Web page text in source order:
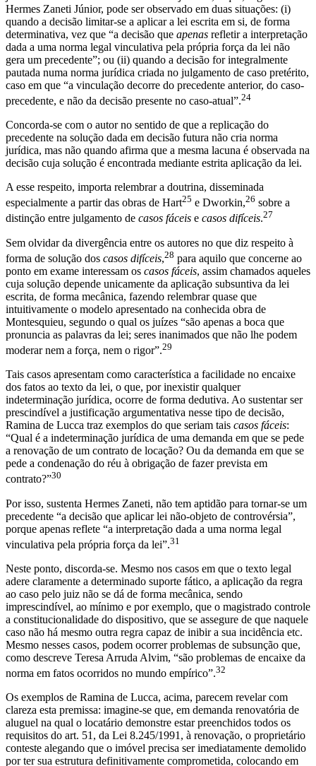
Hermes Zaneti Júnior, pode ser observado em duas situações: (i)
quando a decisão limitar-se a aplicar a lei escrita em si, de forma
determinativa, vez que “a decisão que apenas refletir a interpretação
dada a uma norma legal vinculativa pela própria força da lei não
gera um precedente”; ou (ii) quando a decisão for integralmente
pautada numa norma jurídica criada no julgamento de caso pretérito,
caso em que “a vinculação decorre do precedente anterior, do caso-
precedente, e não da decisão presente no caso-atual”.24
Concorda-se com o autor no sentido de que a replicação do
precedente na solução dada em decisão futura não cria norma
jurídica, mas não quando afirma que a mesma lacuna é observada na
decisão cuja solução é encontrada mediante estrita aplicação da lei.
A esse respeito, importa relembrar a doutrina, disseminada
especialmente a partir das obras de Hart25 e Dworkin,26 sobre a
distinção entre julgamento de casos fáceis e casos difíceis.27
Sem olvidar da divergência entre os autores no que diz respeito à
forma de solução dos casos difíceis,28 para aquilo que concerne ao
ponto em exame interessam os casos fáceis, assim chamados aqueles
cuja solução depende unicamente da aplicação subsuntiva da lei
escrita, de forma mecânica, fazendo relembrar quase que
intuitivamente o modelo apresentado na conhecida obra de
Montesquieu, segundo o qual os juízes “são apenas a boca que
pronuncia as palavras da lei; seres inanimados que não lhe podem
moderar nem a força, nem o rigor”.29
Tais casos apresentam como característica a facilidade no encaixe
dos fatos ao texto da lei, o que, por inexistir qualquer
indeterminação jurídica, ocorre de forma dedutiva. Ao sustentar ser
prescindível a justificação argumentativa nesse tipo de decisão,
Ramina de Lucca traz exemplos do que seriam tais casos fáceis:
“Qual é a indeterminação jurídica de uma demanda em que se pede
a renovação de um contrato de locação? Ou da demanda em que se
pede a condenação do réu à obrigação de fazer prevista em
contrato?”30
Por isso, sustenta Hermes Zaneti, não tem aptidão para tornar-se um
precedente “a decisão que aplicar lei não-objeto de controvérsia”,
porque apenas reflete “a interpretação dada a uma norma legal
vinculativa pela própria força da lei”.31
Neste ponto, discorda-se. Mesmo nos casos em que o texto legal
adere claramente a determinado suporte fático, a aplicação da regra
ao caso pelo juiz não se dá de forma mecânica, sendo
imprescindível, ao mínimo e por exemplo, que o magistrado controle
a constitucionalidade do dispositivo, que se assegure de que naquele
caso não há mesmo outra regra capaz de inibir a sua incidência etc.
Mesmo nesses casos, podem ocorrer problemas de subsunção que,
como descreve Teresa Arruda Alvim, “são problemas de encaixe da
norma em fatos ocorridos no mundo empírico”.32
Os exemplos de Ramina de Lucca, acima, parecem revelar com
clareza esta premissa: imagine-se que, em demanda renovatória de
aluguel na qual o locatário demonstre estar preenchidos todos os
requisitos do art. 51, da Lei 8.245/1991, à renovação, o proprietário
conteste alegando que o imóvel precisa ser imediatamente demolido
por ter sua estrutura definitivamente comprometida, colocando em